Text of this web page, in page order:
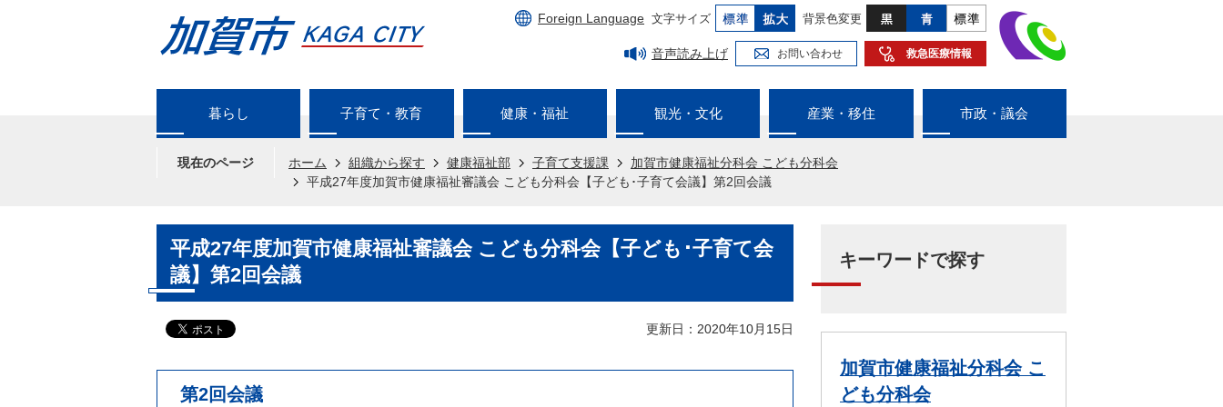
Foreign Language 文字サイズ 背景色変更
音声読み上げ お問い合わせ 救急医療情報
暮らし 子育て・教育 健康・福祉 観光・文化 産業・移住 市政・議会
現在のページ ホーム 組織から探す 健康福祉部 子育て支援課
加賀市健康福祉分科会 こども分科会
平成27年度加賀市健康福祉審議会 こども分科会【子ども･子育て会議】第2回会議
平成27年度加賀市健康福祉審議会 こども分科会【子ども･子育て会
議】第2回会議
更新日：2020年10月15日
第2回会議
キーワードで探す
加賀市健康福祉分科会 こ
ども分科会